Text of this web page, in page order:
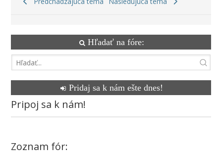
Hľadať na fóre:
Pridaj sa k nám ešte dnes!
Pripoj sa k nám!
Zoznam fór: